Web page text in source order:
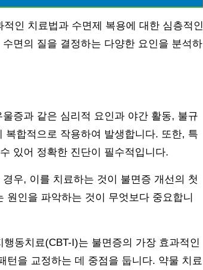
인 치료법과 수면제 복용에 대한 심층적인
면의 질을 결정하는 다양한 요인을 분석하
증과 같은 심리적 요인과 야간 활동, 불규
합적으로 작용하여 발생합니다. 또한, 특
있어 정확한 진단이 필수적입니다.
우, 이를 치료하는 것이 불면증 개선의 첫
인을 파악하는 것이 무엇보다 중요합니
동치료(CBT-I)는 불면증의 가장 효과적인
턴을 교정하는 데 중점을 둡니다. 약물 치료